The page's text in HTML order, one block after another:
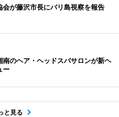
会が藤沢市長にバリ島視察を報告
南のヘア・ヘッドスパサロンが新ヘ
ー
と見る